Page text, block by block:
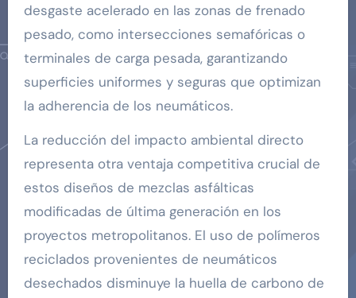
desgaste acelerado en las zonas de frenado
pesado, como intersecciones semafóricas o
terminales de carga pesada, garantizando
superficies uniformes y seguras que optimizan
la adherencia de los neumáticos.
La reducción del impacto ambiental directo
representa otra ventaja competitiva crucial de
estos diseños de mezclas asfálticas
modificadas de última generación en los
proyectos metropolitanos. El uso de polímeros
reciclados provenientes de neumáticos
desechados disminuye la huella de carbono de